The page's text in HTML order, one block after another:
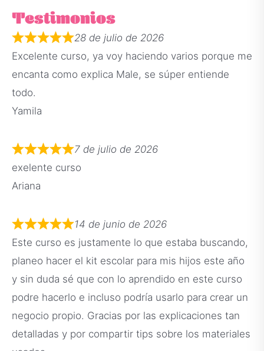
Testimonios
28 de julio de 2026
Excelente curso, ya voy haciendo varios porque me
encanta como explica Male, se súper entiende
todo.
Yamila
7 de julio de 2026
exelente curso
Ariana
14 de junio de 2026
Este curso es justamente lo que estaba buscando,
planeo hacer el kit escolar para mis hijos este año
y sin duda sé que con lo aprendido en este curso
podre hacerlo e incluso podría usarlo para crear un
negocio propio. Gracias por las explicaciones tan
detalladas y por compartir tips sobre los materiales